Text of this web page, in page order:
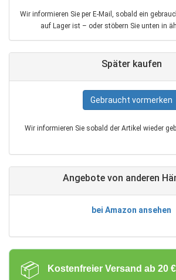
Wir informieren Sie per E‑Mail, sobald ein
auf Lager ist – oder stöbern Sie unten in
Später kaufen
Gebraucht vormerken
Wir informieren Sie sobald der Artikel wieder
Angebote von anderen
bei Amazon ansehen
📦 Kostenfreier Versand ab 20